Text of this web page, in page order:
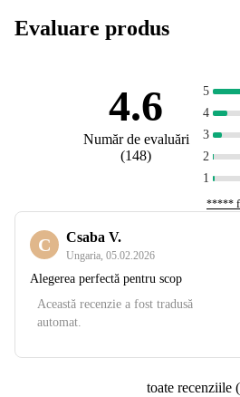
Evaluare produs
4.6
Număr de evaluări
(148)
5
4
3
2
1
*****
C Csaba V.
Ungaria 05.02.2026
Alegerea perfectă pentru scop
Această recenzie a fost tradusă
automat.
toate recenziile (